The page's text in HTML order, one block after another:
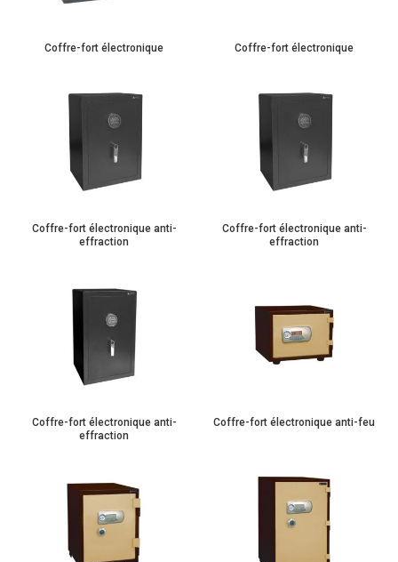
Coffre-fort électronique Coffre-fort électronique
Coffre-fort électronique anti-
effraction
Coffre-fort électronique anti-
effraction
Coffre-fort électronique anti-
effraction
Coffre-fort électronique anti-feu